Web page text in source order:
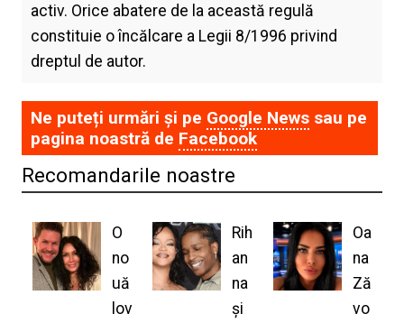
activ. Orice abatere de la această regulă
constituie o încălcare a Legii 8/1996 privind
dreptul de autor.
Ne puteți urmări și pe Google Newssau pe
pagina noastră de Facebook
Recomandarile noastre
O
no
uă
lov
Rih
an
na
și
Oa
na
Ză
vo